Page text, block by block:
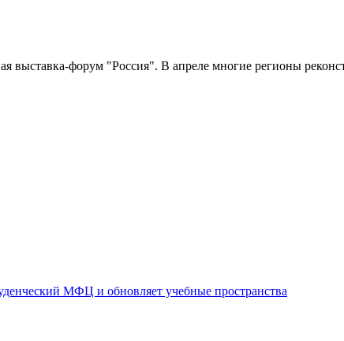
выставка-форум "Россия". В апреле многие регионы
МФЦ и обновляет учебные пространства